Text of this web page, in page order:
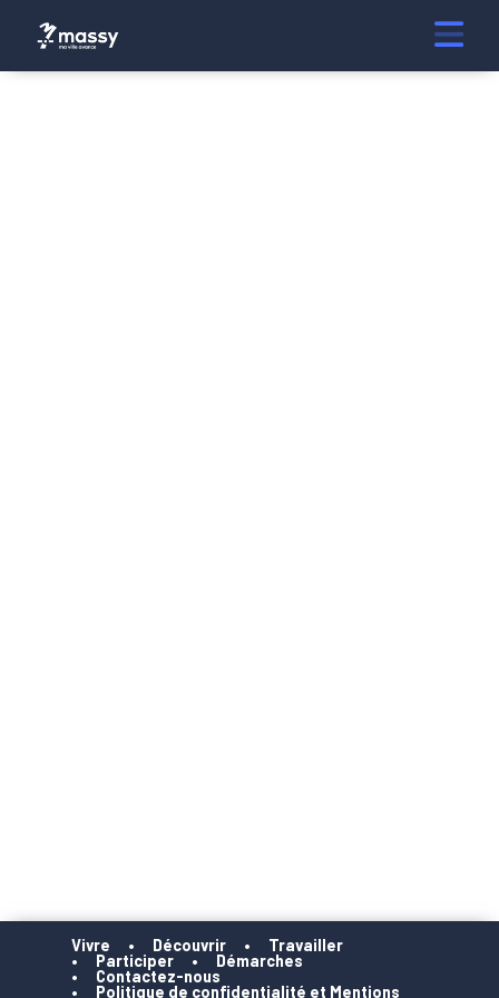
Vivre Découvrir
Travailler
Participer
Démarches
Contactez-nous
Politique de confidentialité et Mentions